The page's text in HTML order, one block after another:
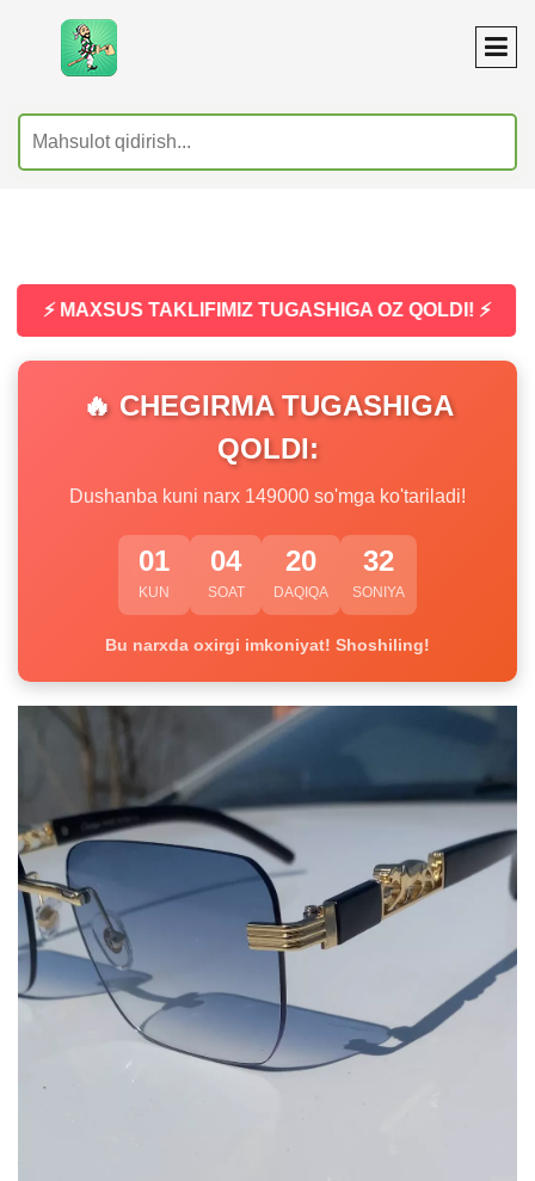
⚡ MAXSUS TAKLIFIMIZ TUGASHIGA OZ QOLDI! ⚡
🔥 CHEGIRMA TUGASHIGA
QOLDI:
Dushanba kuni narx 149000 so'mga ko'tariladi!
01
KUN
04
SOAT
20
DAQIQA
31
SONIYA
Bu narxda oxirgi imkoniyat! Shoshiling!